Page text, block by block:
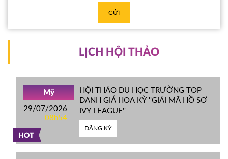
GỬI
LỊCH HỘI THẢO
HOT
Mỹ
29/07/2026
08h54
HỘI THẢO DU HỌC TRƯỜNG TOP
DANH GIÁ HOA KỲ ''GIẢI MÃ HỒ SƠ
IVY LEAGUE''
ĐĂNG KÝ